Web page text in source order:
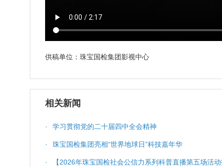
供稿单位：珠宝国检集团影视中心
相关新闻
· 学习贯彻党的二十届四中全会精神
· 珠宝国检集团亮相“世界地球日”科技嘉年华
· 【2026年珠宝国检社会公信力系列科普直播第五场活